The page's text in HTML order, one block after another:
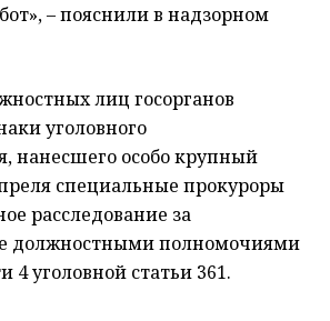
– пояснили в надзорном
лиц госорганов
уголовного
нанесшего особо крупный
специальные прокуроры
расследование за
должностными полномочиями
4 уголовной статьи 361.